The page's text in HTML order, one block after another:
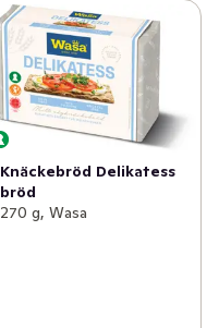
Knäckebröd Delikatess
bröd
270 g, Wasa